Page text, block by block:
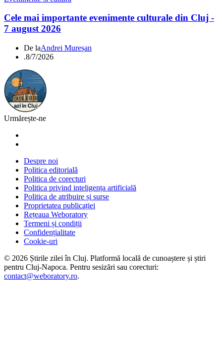
Cele mai importante evenimente culturale din Cluj -
7 august 2026
De laAndrei Mureșan
.8/7/2026
Urmărește-ne
Despre noi
Politica editorială
Politica de corecturi
Politica privind inteligența artificială
Politica de atribuire și surse
Proprietatea publicației
Rețeaua Weboratory
Termeni și condiții
Confidențialitate
Cookie-uri
© 2026 Știrile zilei în Cluj. Platformă locală de cunoaștere și știri
pentru Cluj-Napoca. Pentru sesizări sau corecturi:
contact@weboratory.ro.